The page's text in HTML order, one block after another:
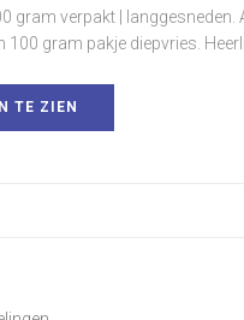
gram verpakt |
100 gram pakje diepvries.
TE ZIEN